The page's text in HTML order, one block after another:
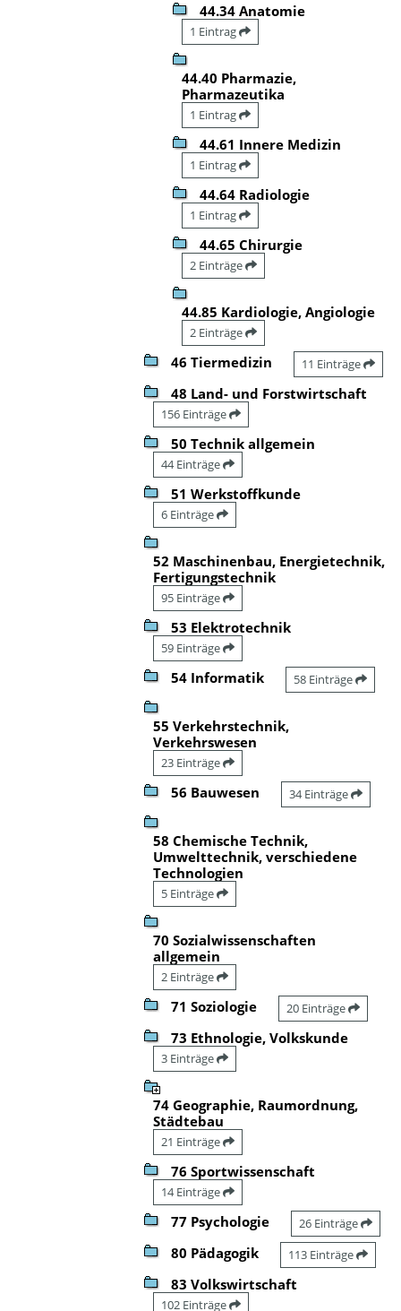
44.34 Anatomie
1 Eintrag
44.40 Pharmazie,
Pharmazeutika
1 Eintrag
44.61 Innere Medizin
1 Eintrag
44.64 Radiologie
1 Eintrag
44.65 Chirurgie
2 Einträge
44.85 Kardiologie, Angiologie
2 Einträge
46 Tiermedizin 11 Einträge
48 Land- und Forstwirtschaft
156 Einträge
50 Technik allgemein
44 Einträge
51 Werkstoffkunde
6 Einträge
52 Maschinenbau, Energietechnik,
Fertigungstechnik
95 Einträge
53 Elektrotechnik
59 Einträge
54 Informatik 58 Einträge
55 Verkehrstechnik,
Verkehrswesen
23 Einträge
56 Bauwesen 34 Einträge
58 Chemische Technik,
Umwelttechnik, verschiedene
Technologien
5 Einträge
70 Sozialwissenschaften
allgemein
2 Einträge
71 Soziologie 20 Einträge
73 Ethnologie, Volkskunde
3 Einträge
74 Geographie, Raumordnung,
Städtebau
21 Einträge
76 Sportwissenschaft
14 Einträge
77 Psychologie 26 Einträge
80 Pädagogik 113 Einträge
83 Volkswirtschaft
102 Einträge